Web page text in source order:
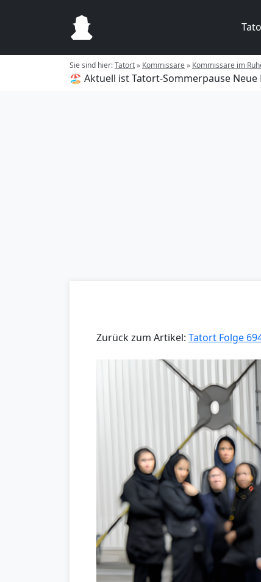
Sie sind hier:Tatort» Kommissare» Kommissare im
🏖️ Aktuell ist Tatort-Sommerpause Neue
Zurück zum Artikel: Tatort Folge